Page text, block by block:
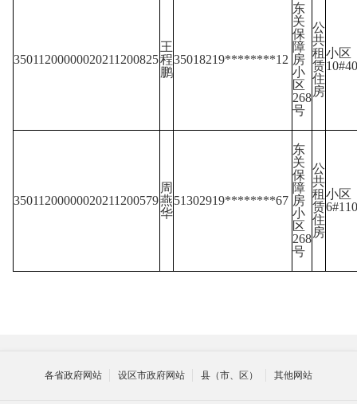
35011200000020211200825
王
程
鹏
35018219********12
东
关
保
障
房
小
区
268
号
公
共
租
赁
住
房
小区
35011200000020211200579
周
燕
华
51302919********67
东
关
保
障
房
小
区
268
号
公
共
租
赁
住
房
小区
各省政府网站 设区市政府网站 县（市、区） 其他网站